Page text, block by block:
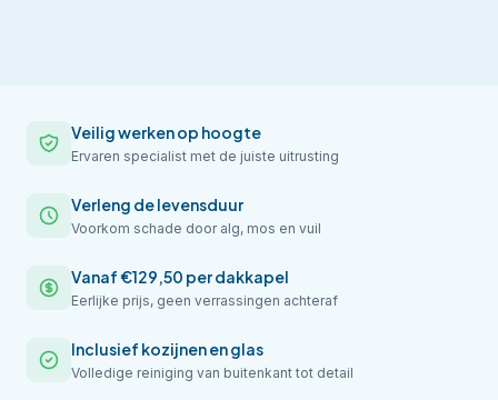
Veilig werken op hoogte
Ervaren specialist met de juiste uitrusting
Verleng de levensduur
Voorkom schade door alg, mos en vuil
Vanaf €129,50 per dakkapel
Eerlijke prijs, geen verrassingen achteraf
Inclusief kozijnen en glas
Volledige reiniging van buitenkant tot detail